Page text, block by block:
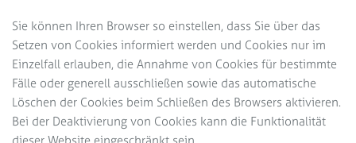
Sie können Ihren Browser so einstellen, dass Sie über das
Setzen von Cookies informiert werden und Cookies nur im
Einzelfall erlauben, die Annahme von Cookies für bestimmte
Fälle oder generell ausschließen sowie das automatische
Löschen der Cookies beim Schließen des Browsers aktivieren.
Bei der Deaktivierung von Cookies kann die Funktionalität